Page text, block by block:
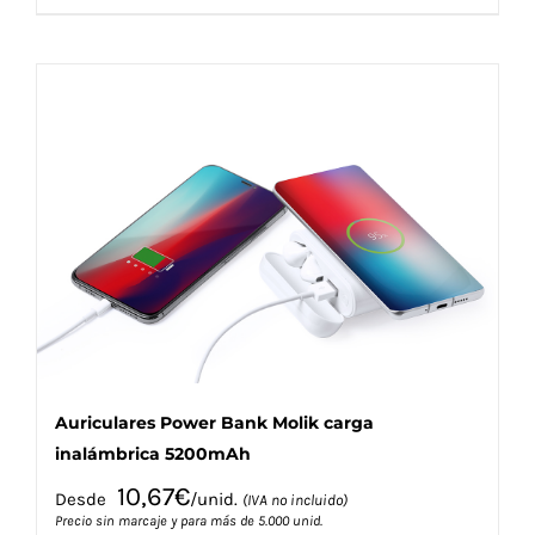
se
pueden
elegir
en
la
página
de
producto
Auriculares Power Bank Molik carga
inalámbrica 5200mAh
Desde 10,67€/unid. (IVA no incluido)
Precio sin marcaje y para más de 5.000 unid.